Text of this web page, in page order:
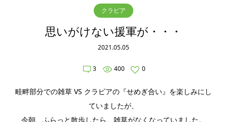
クラピア
思いがけない援軍が・・・
2021.05.05
3 400 0
畦畔部分での雑草 VS クラピアの『せめぎ合い』を楽しみにし
ていましたが、
今朝、ふらっと散歩したら、雑草がなくなっていました。